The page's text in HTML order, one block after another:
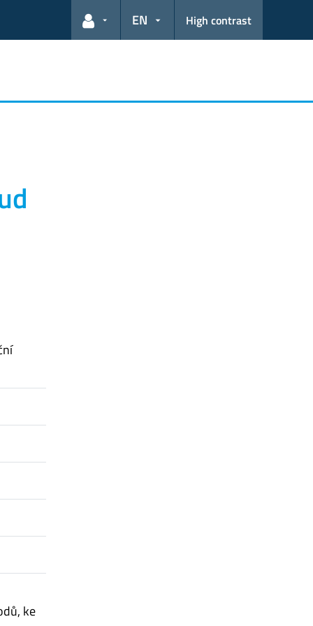
User links
EN High contrast
ke